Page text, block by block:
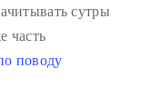
сутры
часть
поводу